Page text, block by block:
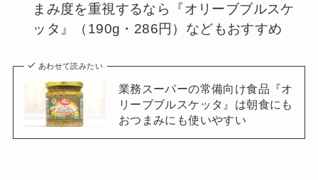
まみ度を重視するなら『オリーブブルスケ
ッタ』（190g・286円）などもおすすめ
あわせて読みたい
業務スーパーの常備向け食品『オ
リーブブルスケッタ』は朝食にも
おつまみにも使いやすい